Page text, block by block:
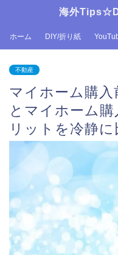
海外
ホーム DIY/折り紙
不動産
マイホーム購
とマイホーム
リットを冷静に